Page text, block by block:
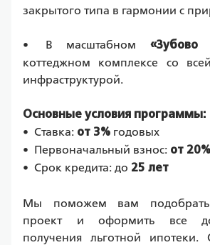
закрытого типа в гармонии с
• В масштабном
коттеджном комплексе со
инфраструктурой.
Основные условия программы:
• Ставка: от 3% годовых
• Первоначальный взнос: от 20%
• Срок кредита: до 25 лет
Мы поможем вам подобрать
проект и оформить все
получения льготной ипотеки.